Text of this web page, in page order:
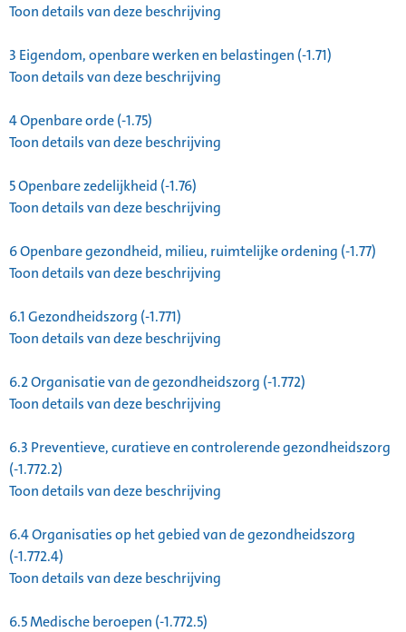
Toon details van deze beschrijving
3 Eigendom, openbare werken en belastingen (-1.71)
Toon details van deze beschrijving
4Openbare orde (-1.75)
Toon details van deze beschrijving
5Openbare zedelijkheid (-1.76)
Toon details van deze beschrijving
6Openbare gezondheid, milieu, ruimtelijke ordening (-1.77)
Toon details van deze beschrijving
6.1Gezondheidszorg (-1.771)
Toon details van deze beschrijving
6.2Organisatie van de gezondheidszorg (-1.772)
Toon details van deze beschrijving
6.3 Preventieve, curatieve en controlerende gezondheidszorg
(-1.772.2)
Toon details van deze beschrijving
6.4Organisaties op het gebied van de gezondheidszorg
(-1.772.4)
Toon details van deze beschrijving
6.5Medische beroepen (-1.772.5)